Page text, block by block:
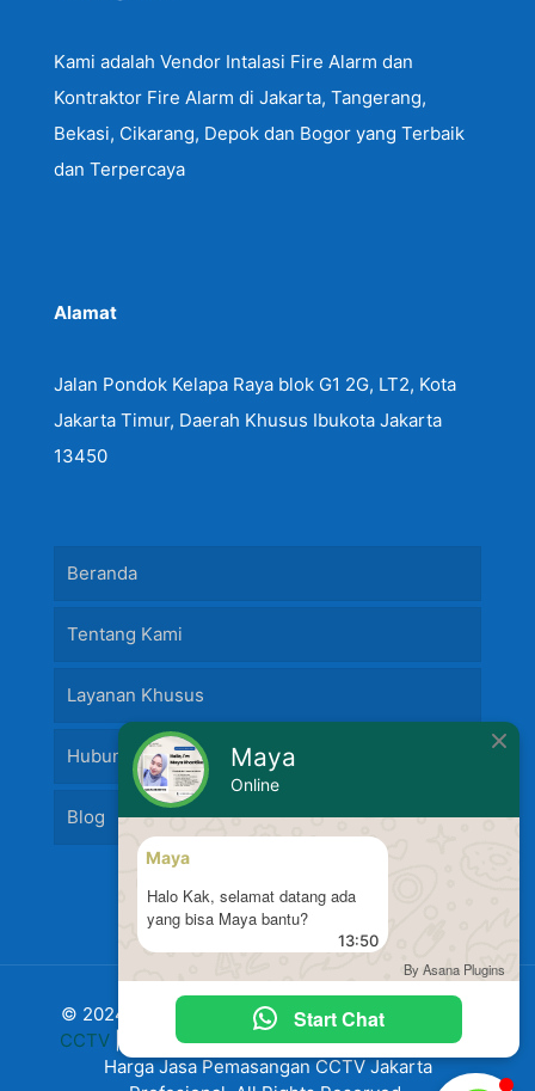
Kami adalah Vendor Intalasi Fire Alarm dan
Kontraktor Fire Alarm di Jakarta, Tangerang,
Bekasi, Cikarang, Depok dan Bogor yang Terbaik
dan Terpercaya
Alamat
Jalan Pondok Kelapa Raya blok G1 2G, LT2, Kota
Jakarta Timur, Daerah Khusus Ibukota Jakarta
13450
Beranda
Tentang Kami
Layanan Khusus
Hubungi Kami
Blog
© 2024 Jasa Pasang Fire Alarm danJasa Pasang
CCTV| Harga Pasang CCTVMurah Terbaru 2024
Harga Jasa Pemasangan CCTV Jakarta
Maya
Online
Maya
Halo Kak, selamat datang ada
yang bisa Maya bantu?
13:50
By Asana Plugins
Start Chat